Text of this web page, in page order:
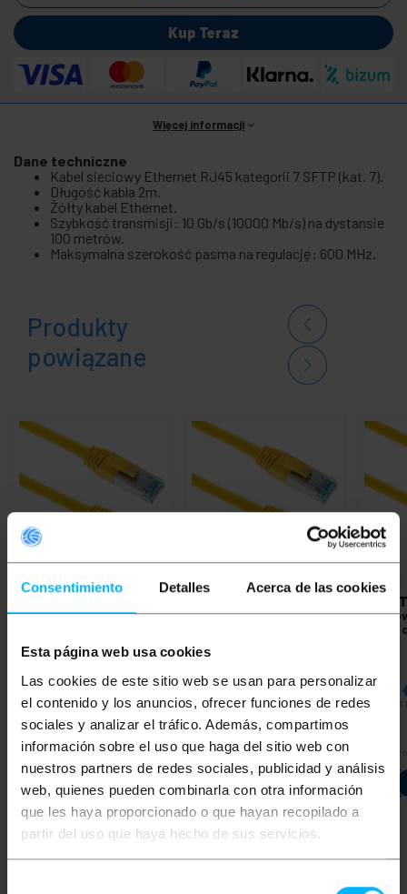
Consentimiento Detalles Acerca de las cookies
Esta página web usa cookies
Las cookies de este sitio web se usan para personalizar
el contenido y los anuncios, ofrecer funciones de redes
sociales y analizar el tráfico. Además, compartimos
información sobre el uso que haga del sitio web con
nuestros partners de redes sociales, publicidad y análisis
web, quienes pueden combinarla con otra información
que les haya proporcionado o que hayan recopilado a
partir del uso que haya hecho de sus servicios.
Kup Teraz
Więcej informacji
Dane techniczne
Kabel sieciowy Ethernet RJ45 kategorii 7 SFTP (kat. 7).
Długość kabla 2m.
Żółty kabel Ethernet.
Szybkość transmisji: 10 Gb/s (10000 Mb/s) na dystansie
100 metrów.
Maksymalna szerokość pasma na regulację: 600 MHz.
Produkty
powiązane
sieciowy Ethernet FTP
PVP
2,19€
2,19 €VAT inc.
PVD
1,90€
Od 10 do 11 dni roboczych
REF:
Ilość
sieciowy Ethernet kat. 7
PVP
0,96 €
0,96€VAT inc.
PVD
0,84€
Od 10 do 11 dni roboczych
REF:
Ilość
FTP o
PVP
2,72
2,72